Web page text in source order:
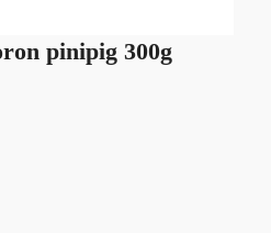
pinipig 300g